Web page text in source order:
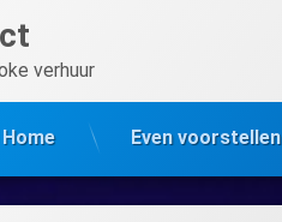
verhuur
Even voorstellen